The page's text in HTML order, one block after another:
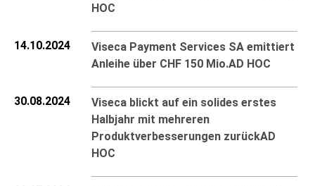
HOC
14.10.2024
Viseca Payment Services SA emittiert
Anleihe über CHF 150 Mio.AD HOC
30.08.2024
Viseca blickt auf ein solides erstes
Halbjahr mit mehreren
Produktverbesserungen zurückAD
HOC